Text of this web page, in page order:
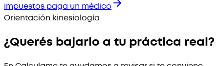
impuestos paga un médico
Orientación kinesiología
¿Querés bajarlo a tu práctica real?